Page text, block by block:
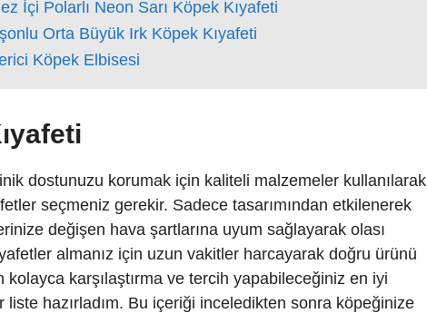
İçi Polarlı Neon Sarı Köpek Kıyafeti
Orta Büyük Irk Köpek Kıyafeti
Köpek Elbisesi
dostunuzu korumak için kaliteli malzemeler kullanılarak
seçmeniz gerekir. Sadece tasarımından etkilenerek
değişen hava şartlarına uyum sağlayarak olası
almanız için uzun vakitler harcayarak doğru ürünü
kolayca karşılaştırma ve tercih yapabileceğiniz en iyi
liste hazırladım. Bu içeriği inceledikten sonra köpeğinize